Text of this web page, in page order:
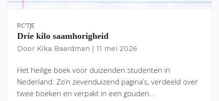
RC'TJE
Drie kilo saamhorigheid
Door Kika Baardman 11 mei 2026
Het heilige boek voor duizenden studenten in
Nederland. Zo’n zevenduizend pagina’s, verdeeld over
twee boeken en verpakt in een gouden…